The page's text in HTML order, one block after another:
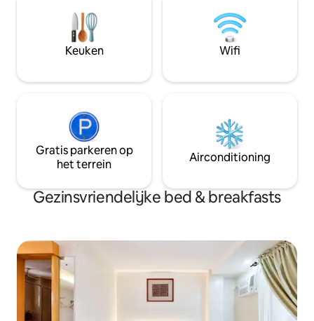
1 Totaal aantal bedden: 1
tweepersoonsbed *** * Hoog en
Laagseizoen prijs kan.
Dagelijkse
Inchecken om 14.00 uur.
nn kinderen van
worden
Keuken Wifi
Gratis parkeren op
het terrein
Airconditioning
Gezinsvriendelijke bed & breakfasts